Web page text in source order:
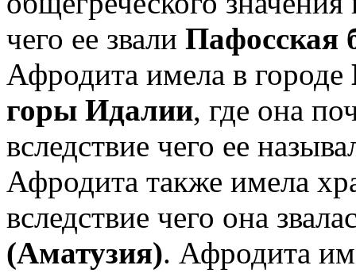
чего ее звали Пафосская
Афродита имела в городе
горы Идалии, где она
вследствие чего ее
Афродита также имела
вследствие чего она
(Аматузия). Афродита